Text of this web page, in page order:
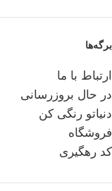
برگه‌ها
ارتباط با ما
در حال بروزرسانی
دنیاتو رنگی کن
فروشگاه
کد رهگیری